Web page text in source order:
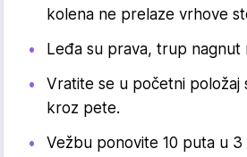
kolena ne prelaze vrhove
Leđa su prava, trup nagnut
Vratite se u početni položaj
kroz pete.
Vežbu ponovite 10 puta u 3